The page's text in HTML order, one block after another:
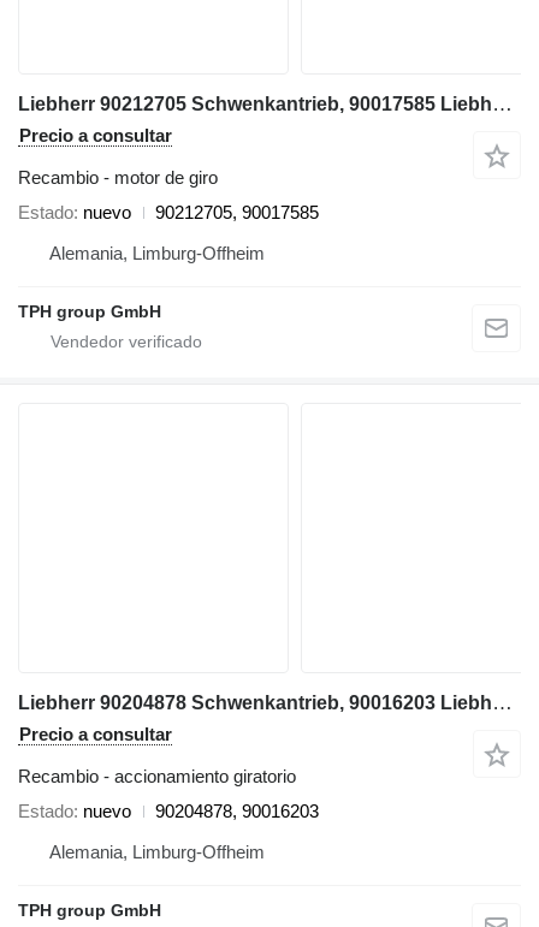
Liebherr 90212705 Schwenkantrieb, 90017585 Liebherr R906 LC; R906 NLC; R9 motor de giro para Liebherr
Precio a consultar
Recambio - motor de giro
Estado nuevo
90212705, 90017585
Alemania, Limburg-Offheim
TPH group GmbH
Liebherr 90204878 Schwenkantrieb, 90016203 Liebherr R906 LC; R906 NLC; R9 accionamiento giratorio para Liebherr
Precio a consultar
Recambio - accionamiento giratorio
Estado nuevo
90204878, 90016203
Alemania, Limburg-Offheim
TPH group GmbH